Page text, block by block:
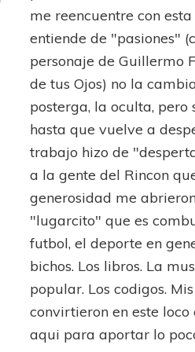
me reencuentre con
entiende de "pasiones"
personaje de Guillermo
de tus Ojos) no la
posterga, la oculta, pero
hasta que vuelve a
trabajo hizo de
a la gente del Rincon
generosidad me
"lugarcito" que es
futbol, el deporte en
bichos. Los libros. La
popular. Los codigos.
convirtieron en este
aqui para aportar lo
COPA SUDAMERICANA LANÚS
Sur Defendido